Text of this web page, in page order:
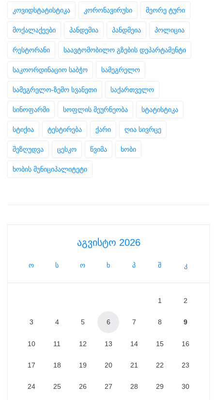
კოვიდსტატისტიკა კორონავირუსი მეორე ტური
მოქალაქეები პანდემია პანდმეია პოლიცია
რესტორანი საავტომობილო გზების დეპარტამენტი
საკოორდინაციო საბჭო სამეგრელო
სამეგრელო-ზემო სვანეთი საქართველო
სინოფარმი სოფლის მეურნეობა სტატისტიკა
სტიქია ტესტირება ქარი ღია სივრცე
შეზღუდვა ცესკო წვიმა ხობი
ხობის მუნიციპალიტეტი
აგვისტო 2026
ო ს ო ხ პ შ კ
1 2
3 4 5 6 7 8 9
10 11 12 13 14 15 16
17 18 19 20 21 22 23
24 25 26 27 28 29 30